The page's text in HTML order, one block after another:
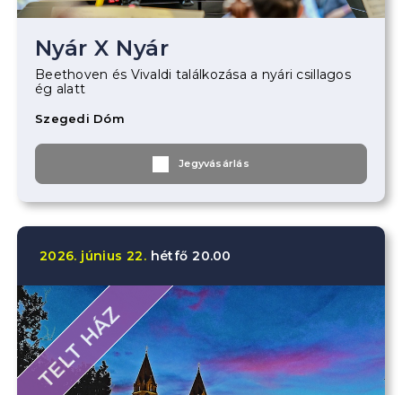
Nyár X Nyár
Beethoven és Vivaldi találkozása a nyári csillagos
ég alatt
Szegedi Dóm
Jegyvásárlás
2026. június 22. hétfő 20.00
TELT HÁZ